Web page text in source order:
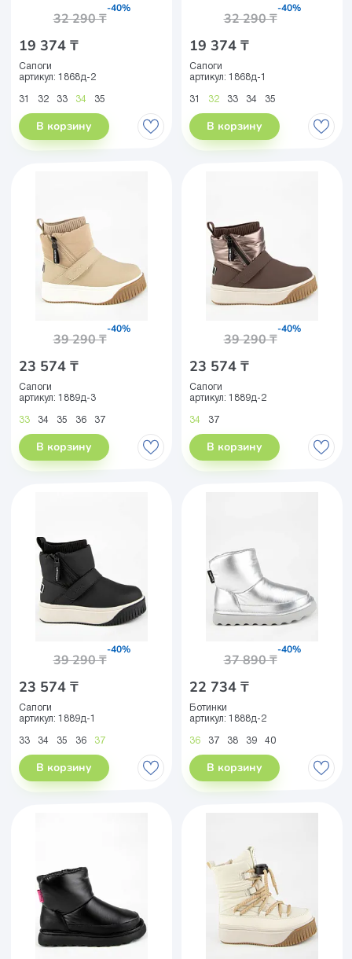
19 374 ₸
32 290 ₸
-40%
Сапоги
артикул: 1868д-2
31 32 33 34 35
В корзину
19 374 ₸
32 290 ₸
-40%
Сапоги
артикул: 1868д-1
31 32 33 34 35
В корзину
23 574 ₸
39 290 ₸
-40%
Сапоги
артикул: 1889д-3
33 34 35 36 37
В корзину
23 574 ₸
39 290 ₸
-40%
Сапоги
артикул: 1889д-2
34 37
В корзину
23 574 ₸
39 290 ₸
-40%
Сапоги
артикул: 1889д-1
33 34 35 36 37
В корзину
22 734 ₸
37 890 ₸
-40%
Ботинки
артикул: 1888д-2
36 37 38 39 40
В корзину